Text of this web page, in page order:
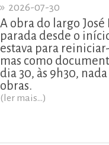
» 2026-07-30
A obra do largo José
parada desde o
estava para
mas como
dia 30, às 9h30,
obras.
(ler mais...)